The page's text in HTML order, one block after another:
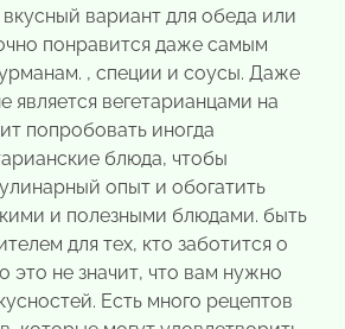
вариант для обеда или
понравится даже самым
, специи и соусы. Даже
является вегетарианцами на
попробовать иногда
блюда, чтобы
опыт и обогатить
и полезными блюдами. быть
для тех, кто заботится о
это не значит, что вам нужно
Есть много рецептов